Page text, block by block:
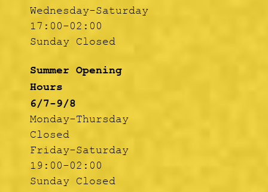
Wednesday-Saturday
17:00-02:00
Sunday Closed
Summer Opening
Hours
6/7-9/8
Monday-Thursday
Closed
Friday-Saturday
19:00-02:00
Sunday Closed